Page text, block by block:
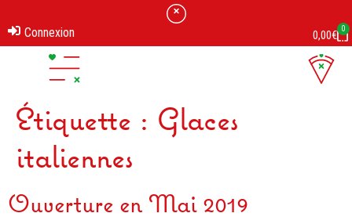
Connexion 0,00€ 0
Étiquette : Glaces
italiennes
Ouverture en Mai 2019